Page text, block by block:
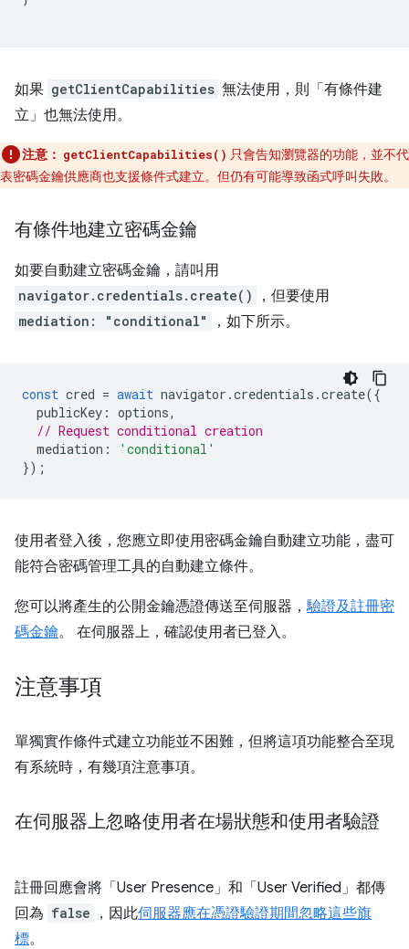
如果 getClientCapabilities 無法使用，則「有條件建
立」也無法使用。
注意： getClientCapabilities() 只會告知瀏覽器的功能，並不代
表密碼金鑰供應商也支援條件式建立。但仍有可能導致函式呼叫失敗。
有條件地建立密碼金鑰
如要自動建立密碼金鑰，請叫用
navigator.credentials.create() ，但要使用
mediation: "conditional" ，如下所示。
const cred = await navigator .credentials .create({
publicKey : options,
// Request conditional creation
mediation :
'conditional'
});
使用者登入後，您應立即使用密碼金鑰自動建立功能，盡可
能符合密碼管理工具的自動建立條件。
您可以將產生的公開金鑰憑證傳送至伺服器，驗證及註冊密
碼金鑰。 在伺服器上，確認使用者已登入。
注意事項
單獨實作條件式建立功能並不困難，但將這項功能整合至現
有系統時，有幾項注意事項。
在伺服器上忽略使用者在場狀態和使用者驗證
註冊回應會將「User Presence」和「User Verified」都傳
回為 false ，因此伺服器應在憑證驗證期間忽略這些旗
標。